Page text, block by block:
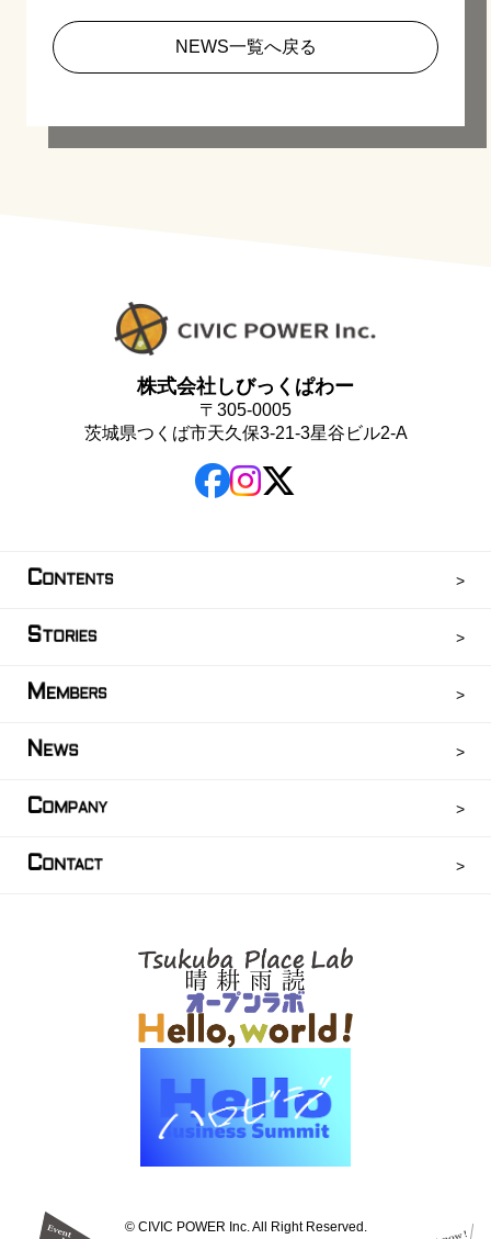
NEWS一覧へ戻る
株式会社しびっくぱわー
〒305-0005
茨城県つくば市天久保3-21-3星谷ビル2-A
CONTENTS
STORIES
MEMBERS
N EWS
COMPANY
CONTACT
©︎ CIVIC POWER Inc. All Right Reserved.